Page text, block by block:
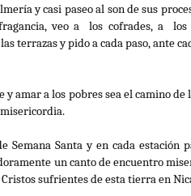
y casi paseo al son de sus
veo a los cofrades, a
terrazas y pido a cada paso, ante
y amar a los pobres sea el camino de
Semana Santa y en cada estación
un canto de encuentro
sufrientes de esta tierra en